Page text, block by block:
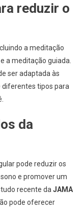
reduzir o
a meditação
a meditação guiada.
ser adaptada às
diferentes tipos para
da
pode reduzir os
e promover um
recente daJAMA
pode oferecer